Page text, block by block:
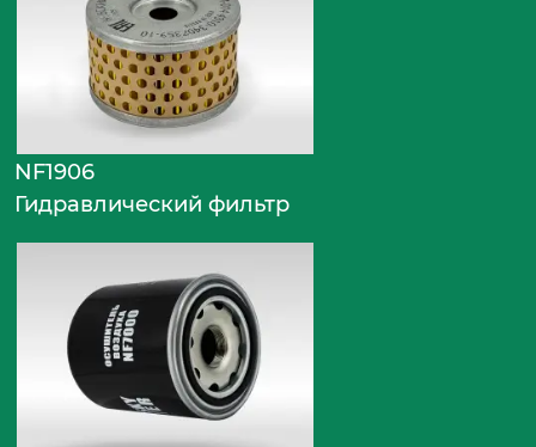
NF1906
Гидравлический фильтр